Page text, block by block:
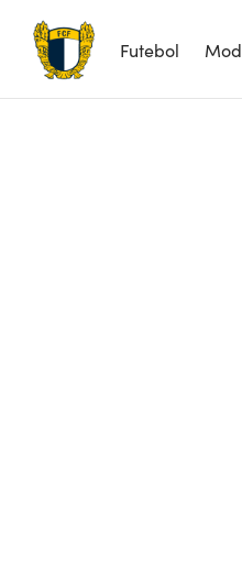
Futebol